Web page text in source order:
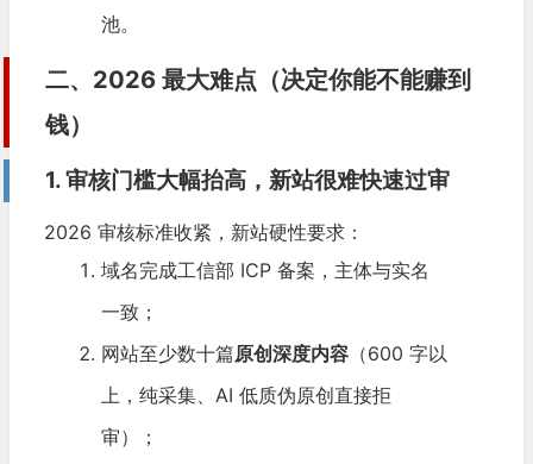
池。
二、2026 最大难点（决定你能不能赚到
钱）
1. 审核门槛大幅抬高，新站很难快速过审
2026 审核标准收紧，新站硬性要求：
域名完成工信部 ICP 备案，主体与实名
一致；
网站至少数十篇原创深度内容（600 字以
上，纯采集、 AI 低质伪原创直接拒
审）；